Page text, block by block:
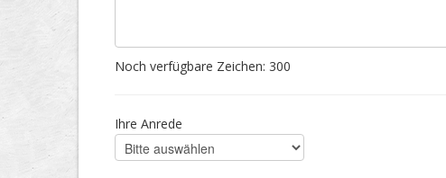
Noch verfügbare Zeichen: 300
Ihre Anrede